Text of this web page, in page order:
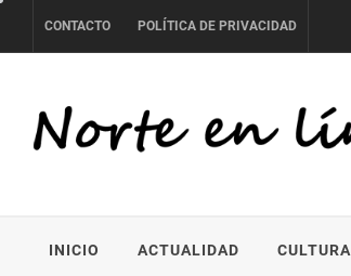
to
CONTACTO POLÍTICA DE PRIVACIDAD
INICIO ACTUALIDAD CULTURA